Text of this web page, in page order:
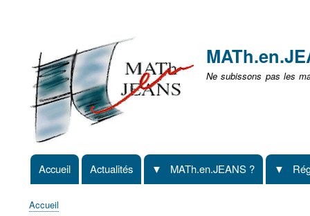
non
identifié
Ne subissons pas les
Navigation
principale
Accueil Actualités MATh.en.JEANS ?
Accueil